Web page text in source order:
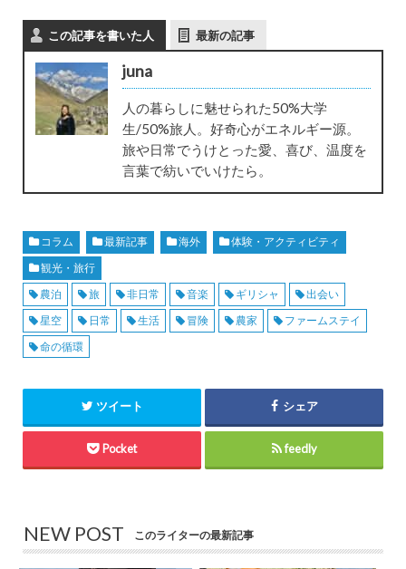
この記事を書いた人 最新の記事
juna
人の暮らしに魅せられた50%大学
生/50%旅人。好奇心がエネルギー源。
旅や日常でうけとった愛、喜び、温度を
言葉で紡いでいけたら。
コラム 最新記事 海外
体験・アクティビティ
観光・旅行
農泊
旅 非日常 音楽 ギリシャ
出会い
星空
日常 生活 冒険 農家
ファームステイ
命の循環
ツイート シェア
Pocket feedly
NEW POST このライターの最新記事